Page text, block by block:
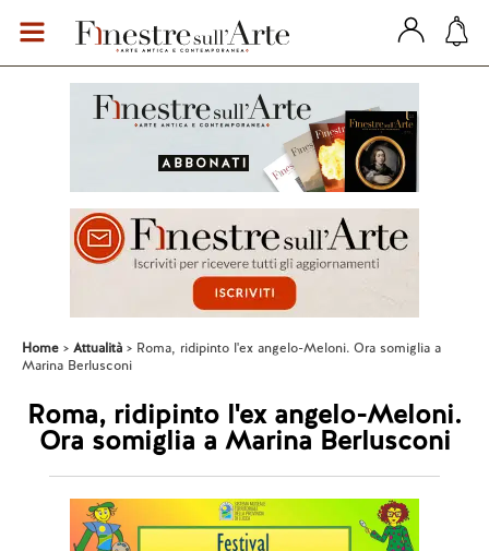
Home Attualità
Roma, ridipinto l'ex angelo-Meloni. Ora somiglia a
Marina Berlusconi
Roma, ridipinto l'ex angelo-Meloni.
Ora somiglia a Marina Berlusconi